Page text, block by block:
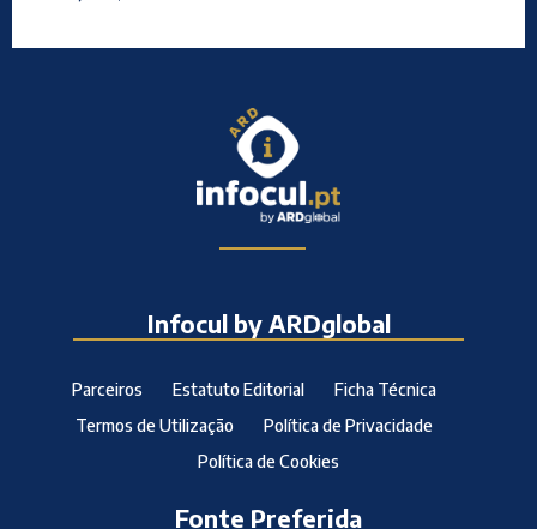
Infocul by ARDglobal
Parceiros Estatuto Editorial
Ficha Técnica
Termos de Utilização
Política de Privacidade
Política de Cookies
Fonte Preferida